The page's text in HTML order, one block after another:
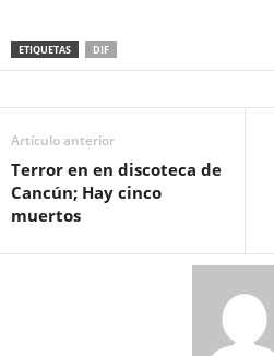
ETIQUETAS DIF
Artículo anterior
Terror en en discoteca de
Cancún; Hay cinco
muertos